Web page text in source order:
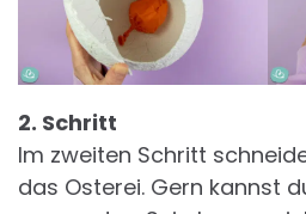
2. Schritt
Im zweiten Schritt
das Osterei. Gern kannst